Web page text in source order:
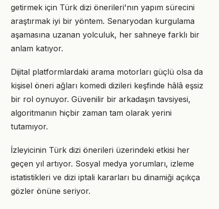
getirmek için Türk dizi önerileri'nın yapım sürecini
araştırmak iyi bir yöntem. Senaryodan kurgulama
aşamasına uzanan yolculuk, her sahneye farklı bir
anlam katıyor.
Dijital platformlardaki arama motorları güçlü olsa da
kişisel öneri ağları komedi dizileri keşfinde hâlâ eşsiz
bir rol oynuyor. Güvenilir bir arkadaşın tavsiyesi,
algoritmanın hiçbir zaman tam olarak yerini
tutamıyor.
İzleyicinin Türk dizi önerileri üzerindeki etkisi her
geçen yıl artıyor. Sosyal medya yorumları, izleme
istatistikleri ve dizi iptali kararları bu dinamiği açıkça
gözler önüne seriyor.